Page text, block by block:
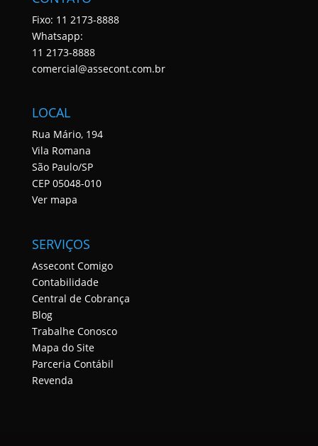
Fixo: 11 2173-8888
Whatsapp:
11 2173-8888
comercial@assecont.com.br
LOCAL
Rua Mário, 194
Vila Romana
São Paulo/SP
CEP 05048-010
Ver mapa
SERVIÇOS
Assecont Comigo
Contabilidade
Central de Cobrança
Blog
Trabalhe Conosco
Mapa do Site
Parceria Contábil
Revenda